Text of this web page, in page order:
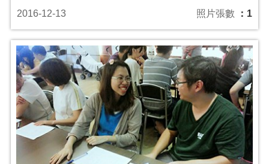
2016-12-13 照片張數 ：1